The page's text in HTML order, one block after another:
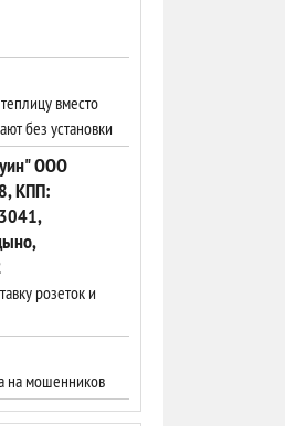
вместо
без установки
ООО
КПП:
розеток и
на мошенников